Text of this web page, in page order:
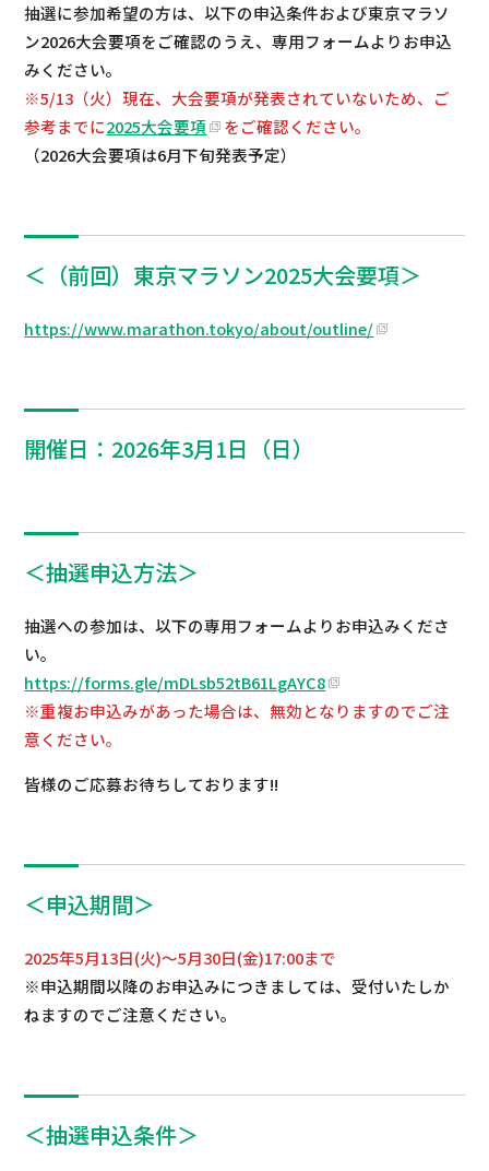
抽選に参加希望の方は、以下の申込条件および東京マラソ
ン2026大会要項をご確認のうえ、専用フォームよりお申込
みください。
※5/13（火）現在、大会要項が発表されていないため、ご
参考までに2025大会要項
をご確認ください。
（2026大会要項は6月下旬発表予定）
＜（前回）東京マラソン2025大会要項＞
https://www.marathon.tokyo/about/outline/
開催日：2026年3月1日（日）
＜抽選申込方法＞
抽選への参加は、以下の専用フォームよりお申込みくださ
い。
https://forms.gle/mDLsb52tB61LgAYC8
※重複お申込みがあった場合は、無効となりますのでご注
意ください。
皆様のご応募お待ちしております!!
＜申込期間＞
2025年5月13日(火)～5月30日(金)17:00まで
※申込期間以降のお申込みにつきましては、受付いたしか
ねますのでご注意ください。
＜抽選申込条件＞